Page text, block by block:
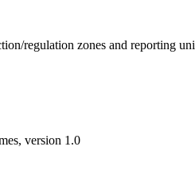
regulation zones and reporting
version 1.0